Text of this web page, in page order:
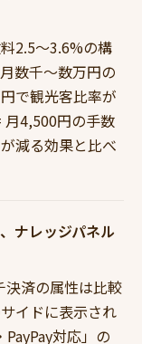
2.5〜3.6%の構
数千〜数万円の
で観光客比率が
4,500円の手数
減る効果と比べ
ナレッジパネル
決済の属性は比較
イドに表示され
対応」の